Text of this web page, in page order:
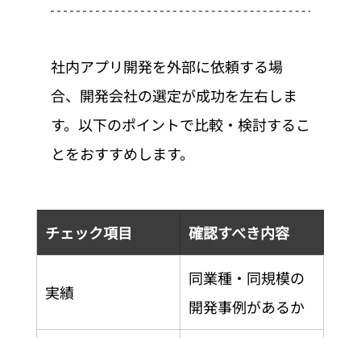
社内アプリ開発を外部に依頼する場
合、開発会社の選定が成功を左右しま
す。以下のポイントで比較・検討するこ
とをおすすめします。
チェック項目 確認すべき内容
実績
同業種・同規模の
開発事例があるか